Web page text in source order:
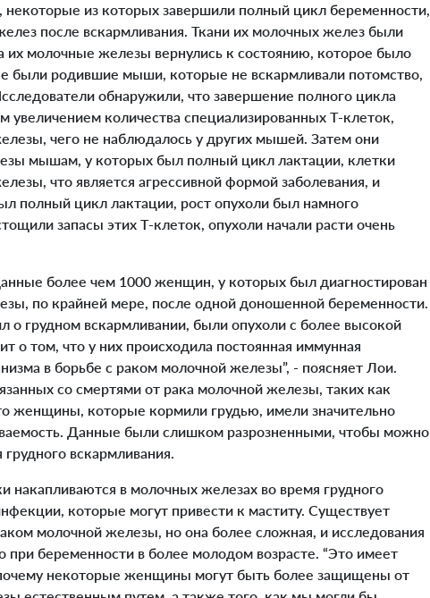
из которых завершили полный цикл беременности,
после вскармливания. Ткани их молочных желез были
их молочные железы вернулись к состоянию, которое было
были родившие мыши, которые не вскармливали потомство,
обнаружили, что завершение полного цикла
увеличением количества специализированных Т-клеток,
чего не наблюдалось у других мышей. Затем они
мышам, у которых был полный цикл лактации, клетки
что является агрессивной формой заболевания, и
полный цикл лактации, рост опухоли был намного
запасы этих Т-клеток, опухоли начали расти очень
более чем 1000 женщин, у которых был диагностирован
по крайней мере, после одной доношенной беременности.
о грудном вскармливании, были опухоли с более высокой
о том, что у них происходила постоянная иммунная
в борьбе с раком молочной железы”, - поясняет Лои.
со смертями от рака молочной железы, таких как
женщины, которые кормили грудью, имели значительно
Данные были слишком разрозненными, чтобы можно
вскармливания.
накапливаются в молочных железах во время грудного
которые могут привести к маститу. Существует
молочной железы, но она более сложная, и исследования
при беременности в более молодом возрасте. “Это имеет
некоторые женщины могут быть более защищены от